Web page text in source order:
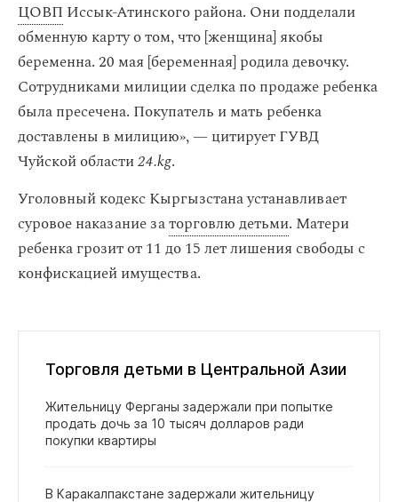
ЦОВП Иссык-Атинского района. Они подделали
обменную карту о том, что [женщина] якобы
беременна. 20 мая [беременная] родила девочку.
Сотрудниками милиции сделка по продаже ребенка
была пресечена. Покупатель и мать ребенка
доставлены в милицию», — цитирует ГУВД
Чуйской области24.kg.
Уголовный кодекс Кыргызстана устанавливает
суровое наказание заторговлю детьми. Матери
ребенка грозит от 11 до 15 лет лишения свободы с
конфискацией имущества.
Торговля детьми в Центральной Азии
Жительницу Ферганы задержали при попытке
продать дочь за 10 тысяч долларов ради
покупки квартиры
В Каракалпакстане задержали жительницу